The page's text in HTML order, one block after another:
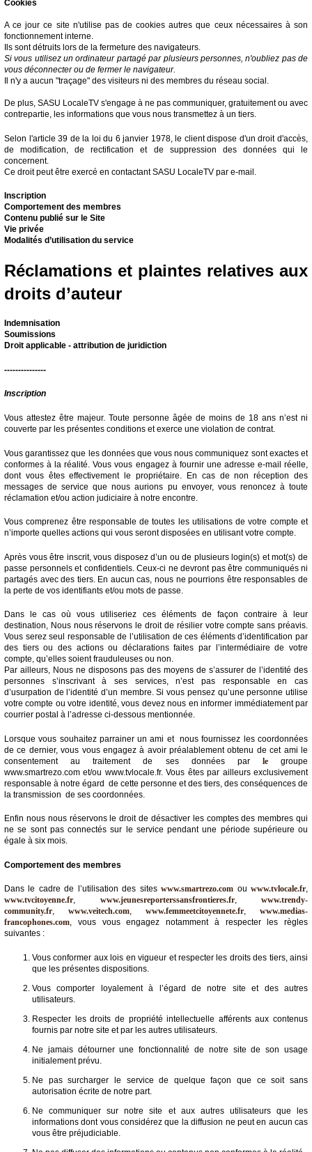
Cookies
A ce jour ce site n'utilise pas de cookies autres que ceux nécessaires à son
fonctionnement interne.
Ils sont détruits lors de la fermeture des navigateurs.
Si vous utilisez un ordinateur partagé par plusieurs personnes, n'oubliez pas de
vous déconnecter ou de fermer le navigateur.
Il n'y a aucun "traçage" des visiteurs ni des membres du réseau social.
De plus, SASU LocaleTV s'engage à ne pas communiquer, gratuitement ou avec
contrepartie, les informations que vous nous transmettez à un tiers.
Selon l'article 39 de la loi du 6 janvier 1978, le client dispose d'un droit d'accès,
de modification, de rectification et de suppression des données qui le
concernent.
Ce droit peut être exercé en contactant SASU LocaleTV par e-mail.
Inscription
Comportement des membres
Contenu publié sur le Site
Vie privée
Modalités d’utilisation du service
Réclamations et plaintes relatives aux
droits d’auteur
Indemnisation
Soumissions
Droit applicable - attribution de juridiction
---------------
Inscription
Vous attestez être majeur. Toute personne âgée de moins de 18 ans n’est ni
couverte par les présentes conditions et exerce une violation de contrat.
Vous garantissez que les données que vous nous communiquez sont exactes et
conformes à la réalité. Vous vous engagez à fournir une adresse e-mail réelle,
dont vous êtes effectivement le propriétaire. En cas de non réception des
messages de service que nous aurions pu envoyer, vous renoncez à toute
réclamation et/ou action judiciaire à notre encontre.
Vous comprenez être responsable de toutes les utilisations de votre compte et
n’importe quelles actions qui vous seront disposées en utilisant votre compte.
Après vous être inscrit, vous disposez d’un ou de plusieurs login(s) et mot(s) de
passe personnels et confidentiels. Ceux-ci ne devront pas être communiqués ni
partagés avec des tiers. En aucun cas, nous ne pourrions être responsables de
la perte de vos identifiants et/ou mots de passe.
Dans le cas où vous utiliseriez ces éléments de façon contraire à leur
destination, Nous nous réservons le droit de résilier votre compte sans préavis.
Vous serez seul responsable de l’utilisation de ces éléments d’identification par
des tiers ou des actions ou déclarations faites par l’intermédiaire de votre
compte, qu’elles soient frauduleuses ou non.
Par ailleurs, Nous ne disposons pas des moyens de s’assurer de l’identité des
personnes s’inscrivant à ses services, n’est pas responsable en cas
d’usurpation de l’identité d’un membre. Si vous pensez qu’une personne utilise
votre compte ou votre identité, vous devez nous en informer immédiatement par
courrier postal à l’adresse ci-dessous mentionnée.
Lorsque vous souhaitez parrainer un ami et nous fournissez les coordonnées
de ce dernier, vous vous engagez à avoir préalablement obtenu de cet ami le
consentement au traitement de ses données par legroupe
www.smartrezo.com et/ou www.tvlocale.fr. Vous êtes par ailleurs exclusivement
responsable à notre égard de cette personne et des tiers, des conséquences de
la transmission de ses coordonnées.
Enfin nous nous réservons le droit de désactiver les comptes des membres qui
ne se sont pas connectés sur le service pendant une période supérieure ou
égale à six mois.
Comportement des membres
Dans le cadre de l’utilisation des siteswww.smartrezo.com ouwww.tvlocale.fr,
www.tvcitoyenne.fr, www.jeunesreporterssansfrontieres.fr, www.trendy-
community.fr, www.veitech.com, www.femmeetcitoyennete.fr, www.medias-
francophones.com, vous vous engagez notamment à respecter les règles
suivantes :
Vous conformer aux lois en vigueur et respecter les droits des tiers, ainsi
que les présentes dispositions.
Vous comporter loyalement à l’égard de notre site et des autres
utilisateurs.
Respecter les droits de propriété intellectuelle afférents aux contenus
fournis par notre site et par les autres utilisateurs.
Ne jamais détourner une fonctionnalité de notre site de son usage
initialement prévu.
Ne pas surcharger le service de quelque façon que ce soit sans
autorisation écrite de notre part.
Ne communiquer sur notre site et aux autres utilisateurs que les
informations dont vous considérez que la diffusion ne peut en aucun cas
vous être préjudiciable.